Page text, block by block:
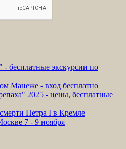
- бесплатные экскурсии по
Манеже - вход бесплатно
2025 - цены, бесплатные
Петра I в Кремле
7 - 9 ноября